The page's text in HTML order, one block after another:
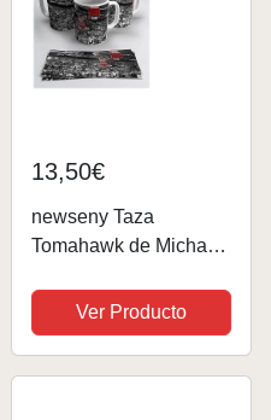
13,50€
newseny Taza
Tomahawk de Michael
Regalo fans de
Michael Jordan
tomahawk y NBA |
Ver Producto